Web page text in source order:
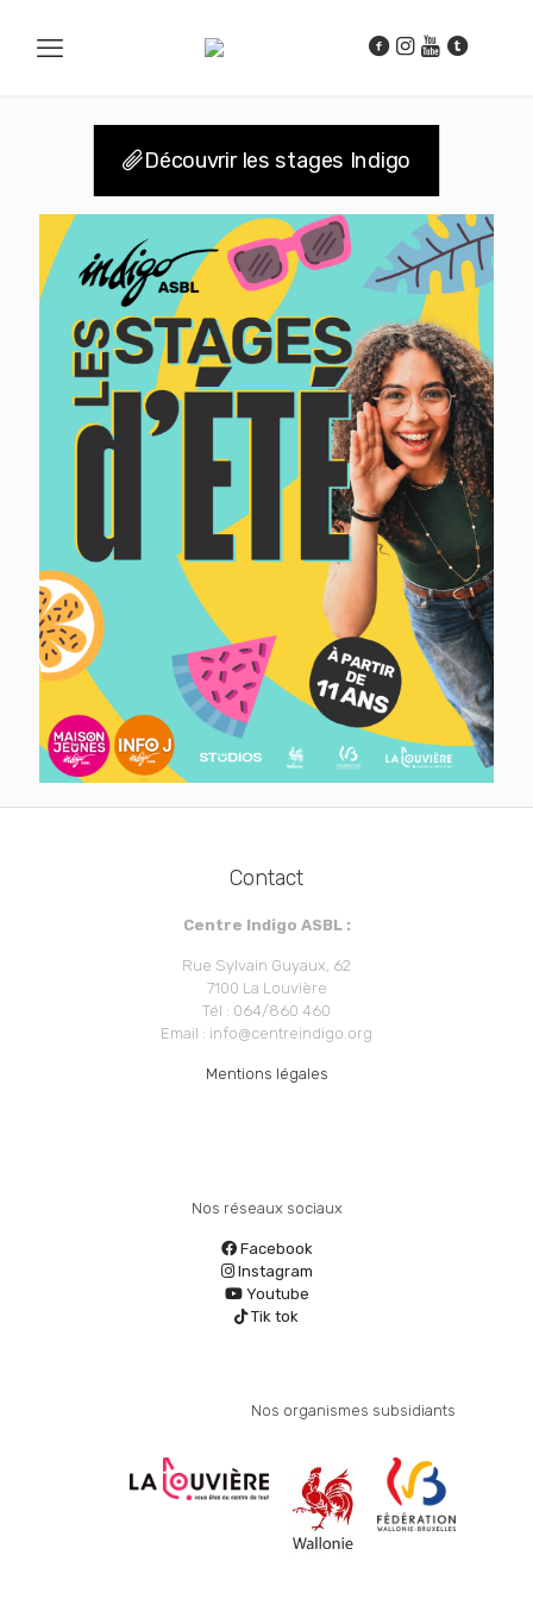
Découvrir les stages Indigo
Contact
Centre Indigo ASBL :
Rue Sylvain Guyaux, 62
7100 La Louvière
Tél : 064/860 460
Email : info@centreindigo.org
Mentions légales
Nos réseaux sociaux
Facebook
Instagram
Youtube
Tik tok
Nos organismes subsidiants